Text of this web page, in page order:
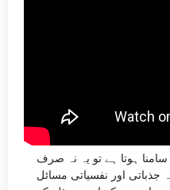
ہوتا ہے تو یہ نہ صرف
جذباتی اور نفسیاتی مسائل